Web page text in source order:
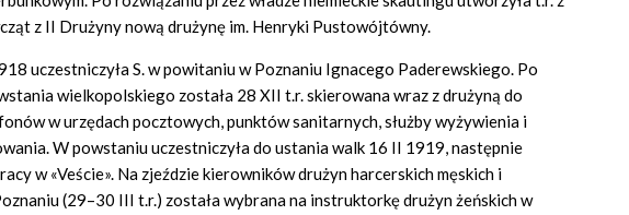
z II Drużyny nową drużynę im. Henryki Pustowójtówny.
uczestniczyła S. w powitaniu w Poznaniu Ignacego Paderewskiego. Po
wielkopolskiego została 28 XII t.r. skierowana wraz z drużyną do
w urzędach pocztowych, punktów sanitarnych, służby wyżywienia i
W powstaniu uczestniczyła do ustania walk 16 II 1919, następnie
w «Veście». Na zjeździe kierowników drużyn harcerskich męskich i
(29–30 III t.r.) została wybrana na instruktorkę drużyn żeńskich w